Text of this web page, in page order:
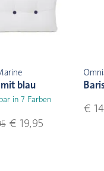
blau
in 7 Farben
€ 19,95
€